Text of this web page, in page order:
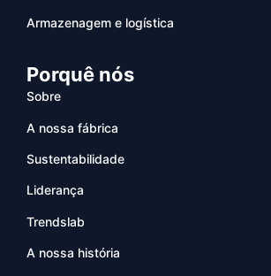
Armazenagem e logística
Porquê nós
Sobre
A nossa fábrica
Sustentabilidade
Liderança
Trendslab
A nossa história